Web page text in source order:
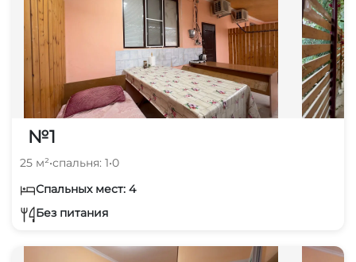
№1
25 м²•спальня: 1•0
Спальных мест: 4
Без питания